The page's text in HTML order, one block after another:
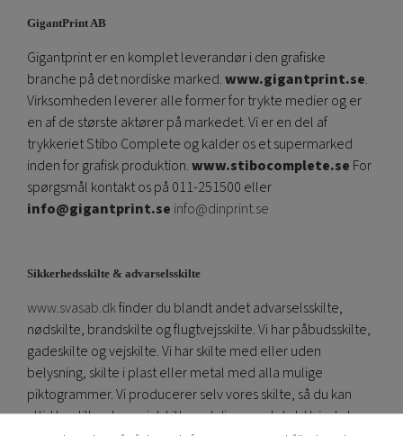
GigantPrint AB
Gigantprint er en komplet leverandør i den grafiske
branche på det nordiske marked.www.gigantprint.se.
Virksomheden leverer alle former for trykte medier og er
en af ​​de største aktører på markedet. Vi er en del af
trykkeriet Stibo Complete og kalder os et supermarked
inden for grafisk produktion.www.stibocomplete.se For
spørgsmål kontakt os på 011-251500 eller
info@gigantprint.se info@dinprint.se
Sikkerhedsskilte & advarselsskilte
www.svasab.dkfinder du blandt andet advarselsskilte,
nødskilte, brandskilte og flugtvejsskilte. Vi har påbudsskilte,
gadeskilte og vejskilte. Vi har skilte med eller uden
belysning, skilte i plast eller metal med alla mulige
piktogrammer. Vi producerer selv vores skilte, så du kan
altid bestille et specialskilt med din egen tekst. Hvis du har